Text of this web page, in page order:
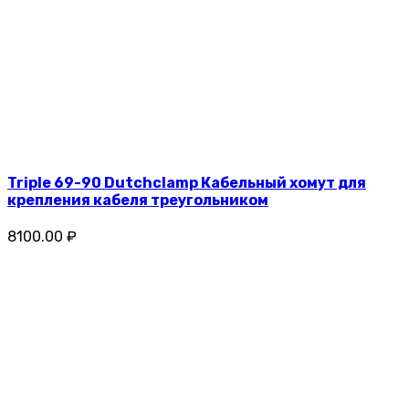
Triple 69-90 Dutchclamp Кабельный хомут для
крепления кабеля треугольником
8100.00 ₽